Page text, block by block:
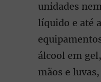
unidades
líquido e até
álcool em
mãos e